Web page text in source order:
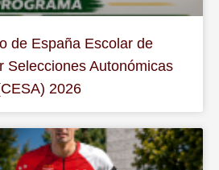
de España Escolar de
Selecciones Autonómicas
2026